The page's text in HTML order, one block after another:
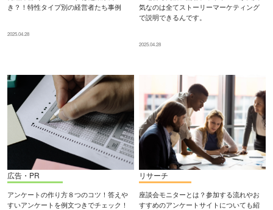
き？！特性タイプ別の経営者たち事例
2025.04.28
気なのは全てストーリーマーケティング
で説明できるんです。
2025.04.28
広告・PR
アンケートの作り方８つのコツ！答えや
すいアンケートを例文つきでチェック！
リサーチ
座談会モニターとは？参加する流れやお
すすめのアンケートサイトについても紹